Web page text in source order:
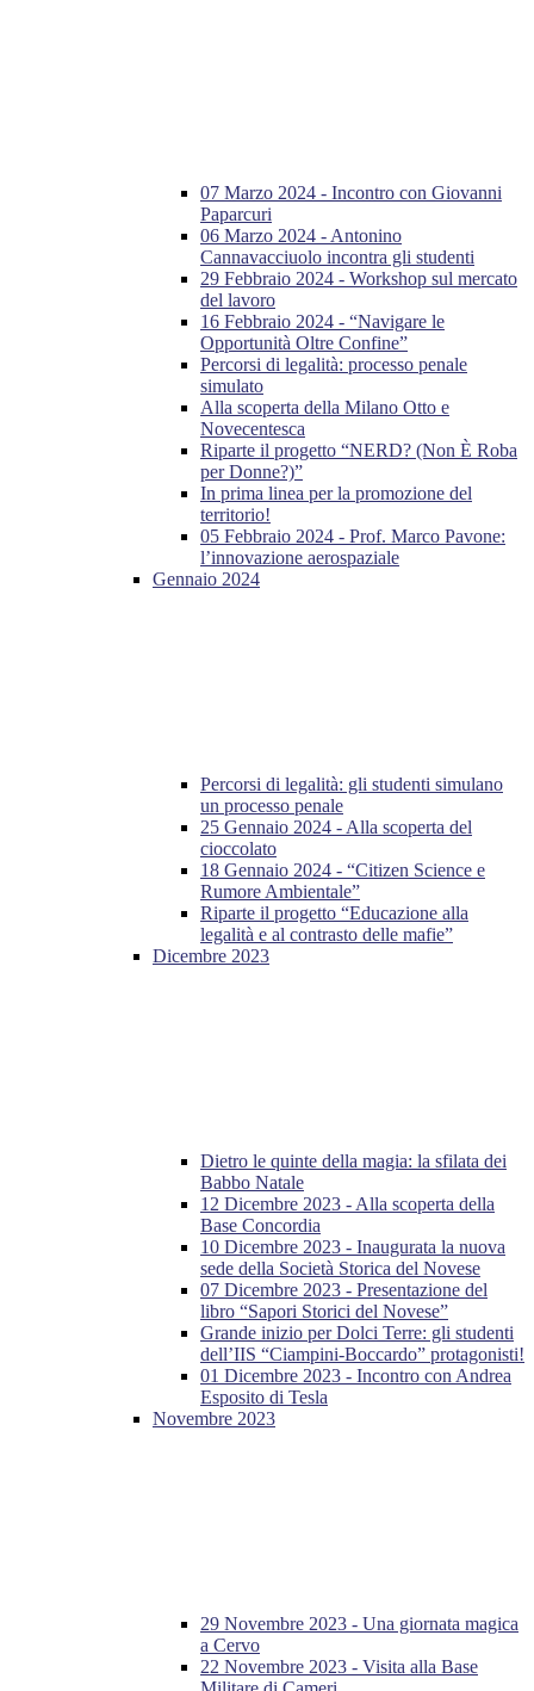
07 Marzo 2024 - Incontro con Giovanni
Paparcuri
06 Marzo 2024 - Antonino
Cannavacciuolo incontra gli studenti
29 Febbraio 2024 - Workshop sul mercato
del lavoro
16 Febbraio 2024 - “Navigare le
Opportunità Oltre Confine”
Percorsi di legalità: processo penale
simulato
Alla scoperta della Milano Otto e
Novecentesca
Riparte il progetto “NERD? (Non È Roba
per Donne?)”
In prima linea per la promozione del
territorio!
05 Febbraio 2024 - Prof. Marco Pavone:
l’innovazione aerospaziale
Gennaio 2024
Percorsi di legalità: gli studenti simulano
un processo penale
25 Gennaio 2024 - Alla scoperta del
cioccolato
18 Gennaio 2024 - “Citizen Science e
Rumore Ambientale”
Riparte il progetto “Educazione alla
legalità e al contrasto delle mafie”
Dicembre 2023
Dietro le quinte della magia: la sfilata dei
Babbo Natale
12 Dicembre 2023 - Alla scoperta della
Base Concordia
10 Dicembre 2023 - Inaugurata la nuova
sede della Società Storica del Novese
07 Dicembre 2023 - Presentazione del
libro “Sapori Storici del Novese”
Grande inizio per Dolci Terre: gli studenti
dell’IIS “Ciampini-Boccardo” protagonisti!
01 Dicembre 2023 - Incontro con Andrea
Esposito di Tesla
Novembre 2023
29 Novembre 2023 - Una giornata magica
a Cervo
22 Novembre 2023 - Visita alla Base